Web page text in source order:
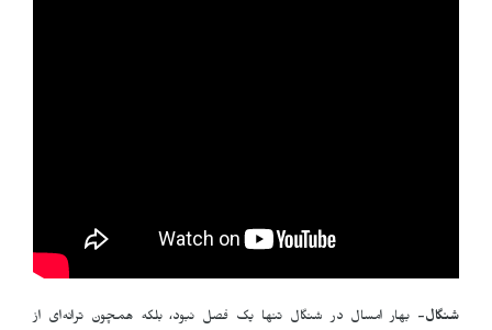
شنگال- بهار امسال در شنگال تنها یک فصل نبود، بلکه همچون ترانه‌ای از